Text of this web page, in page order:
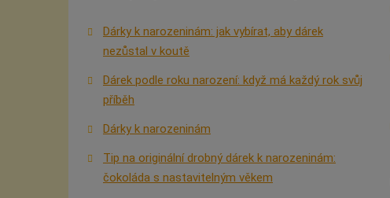
Dárky k narozeninám: jak vybírat, aby dárek
nezůstal v koutě
Dárek podle roku narození: když má každý rok svůj
příběh
Dárky k narozeninám
Tip na originální drobný dárek k narozeninám:
čokoláda s nastavitelným věkem